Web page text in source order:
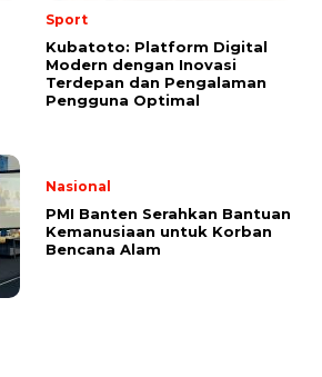
Sport
Kubatoto: Platform Digital
Modern dengan Inovasi
Terdepan dan Pengalaman
Pengguna Optimal
Nasional
PMI Banten Serahkan Bantuan
Kemanusiaan untuk Korban
Bencana Alam